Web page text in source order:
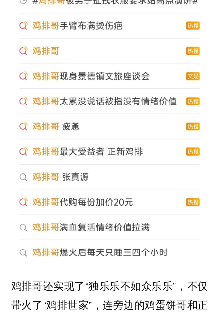
鸡排哥还实现了“独乐乐不如众乐乐”，不仅
带火了“鸡排世家”，连旁边的鸡蛋饼哥和正